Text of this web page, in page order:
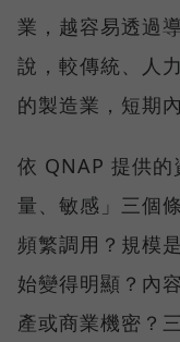
業，越容易透過
說，較傳統、人
的製造業，短期
依 QNAP 提供的
量、敏感」三個
頻繁調用？規模
始變得明顯？內
產或商業機密？